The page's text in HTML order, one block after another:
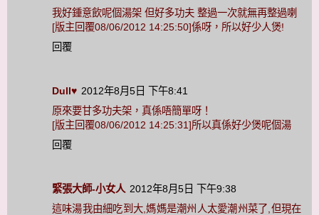
我好鍾意飲呢個湯架 但好多功夫 整過一次就無再整過喇
[版主回覆08/06/2012 14:25:50]係呀，所以好少人煲!
回覆
Dull♥ 2012年8月5日 下午8:41
原來要甘多功夫架，真係唔簡單呀！
[版主回覆08/06/2012 14:25:31]所以真係好少煲呢個湯
回覆
緊張大師-小女人 2012年8月5日 下午9:38
這味湯我由細吃到大,媽媽是潮州人太愛潮州菜了,但現在